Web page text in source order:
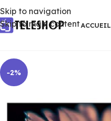
Skip to navigation
Skip to main contentACCUEIL
-2%